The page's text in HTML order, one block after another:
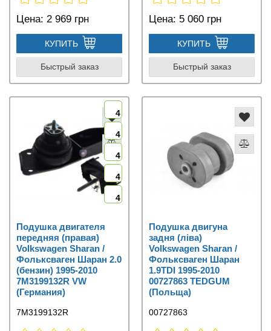
Цена: 2 969 грн
КУПИТЬ
Быстрый заказ
Цена: 5 060 грн
КУПИТЬ
Быстрый заказ
4
4
4
4
4
Подушка двигателя
передняя (правая)
Volkswagen Sharan /
Фольксваген Шаран 2.0
(бензин) 1995-2010
7M3199132R VW
(Германия)
7M3199132R
Подушка двигуна
задня (ліва)
Volkswagen Sharan /
Фольксваген Шаран
1.9TDI 1995-2010
00727863 TEDGUM
(Польща)
00727863